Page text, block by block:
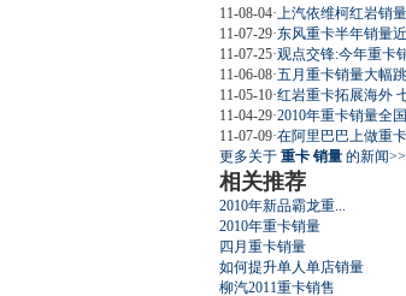
11-08-04· 上汽依维柯红岩销
11-07-29·东风重卡半年销量
11-07-25·观点交锋:今年重卡
11-06-08·五月重卡销量大幅
11-05-10·红岩重卡拓展海外
11-04-29·2010年重卡销量全
11-07-09·在阿里巴巴上做重
更多关于 重卡 销量 的新闻>>
相关推荐
2010年新品霸龙重...
2010年重卡销量
四月重卡销量
如何提升单人单店销量
柳汽2011重卡销售